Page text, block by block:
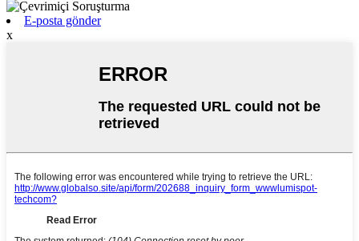
E-posta gönder
x